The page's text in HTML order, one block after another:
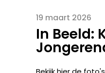
19 maart 2026
In Beeld: